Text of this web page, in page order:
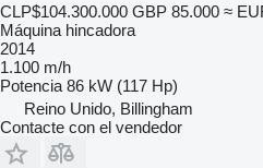
CLP$104.300.000 GBP 85.000 ≈
Máquina hincadora
2014
1.100 m/h
Potencia 86 kW (117 Hp)
Reino Unido, Billingham
Contacte con el vendedor